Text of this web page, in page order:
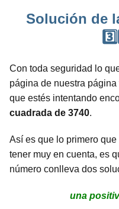
Solución de
Con toda seguridad lo
página de nuestra página
que estés intentando
cuadrada de 3740.
Así es que lo primero
tener muy en cuenta, es
número conlleva dos
una